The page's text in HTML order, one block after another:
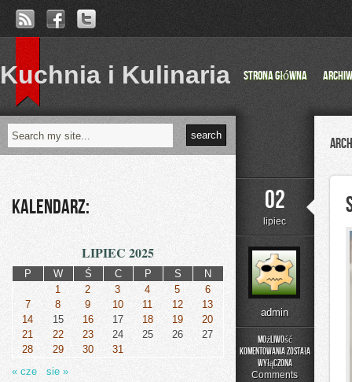
Kuchnia i Kulinaria Strona główna
02
lipiec
admin
Możliwość
komentowania
Skuteczne
zrzucanie
została
wyłączona
Comments
Kalendarz:
LIPIEC 2025
P W Ś C P S
N
1
2 3 4 5
6
7
8 9 10 11 12
13
14
15 16 17 18 19
20
21
22 23 24 25 26
27
28
29 30
31
« cze
sie »